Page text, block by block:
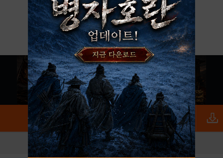
아이디 / 비밀번호 찾기 회원가입
로그인 PC버전 전체앱